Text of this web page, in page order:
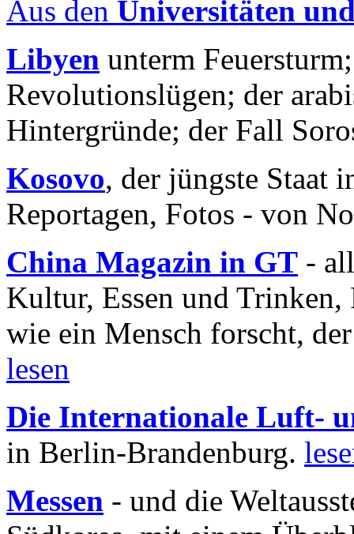
Aus den Universitäten
Libyen unterm
Revolutionslügen; der
Hintergründe; der Fall
Kosovo, der jüngste Staat
Reportagen, Fotos - von
China Magazin in GT -
Kultur, Essen und
wie ein Mensch forscht,
lesen
Die Internationale Luft-
in Berlin-Brandenburg.
Messen - und die